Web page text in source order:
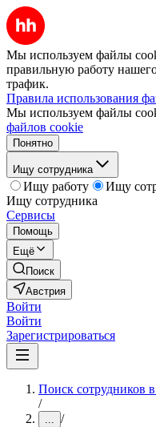
Мы используем файлы
правильную работу
трафик.
Правила использования
Мы используем файлы
файлов cookie
Понятно
Ищу сотрудника
Ищу работу
Ищу
Ищу сотрудника
Сервисы
Помощь
Ещё
Поиск
Австрия
Войти
Войти
Зарегистрироваться
Поиск сотрудников
/
... /